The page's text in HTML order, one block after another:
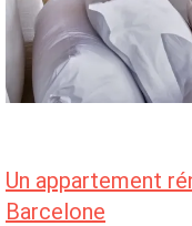
Un appartement
Barcelone